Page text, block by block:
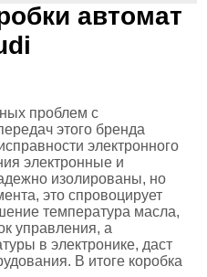
автомат
проблем с
этого бренда
электронного
электронные и
изолированы, но
это спровоцирует
температура масла,
управления, а
в электронике, даст
В итоге коробка